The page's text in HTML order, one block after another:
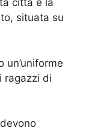
città è la
situata su
un’uniforme
ragazzi di